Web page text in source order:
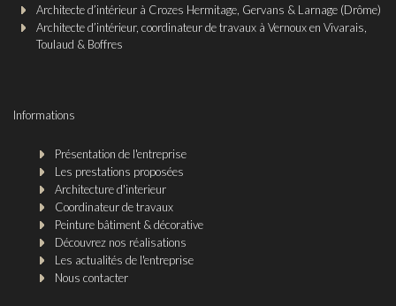
Architecte d’intérieur à Crozes Hermitage, Gervans & Larnage (Drôme)
Architecte d’intérieur, coordinateur de travaux à Vernoux en Vivarais,
Toulaud & Boffres
Informations
Présentation de l'entreprise
Les prestations proposées
Architecture d'interieur
Coordinateur de travaux
Peinture bâtiment & décorative
Découvrez nos réalisations
Les actualités de l'entreprise
Nous contacter